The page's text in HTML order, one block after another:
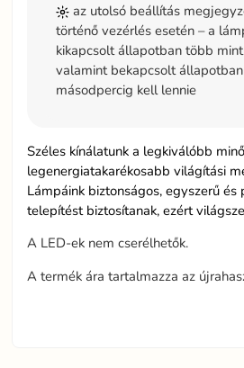
az utolsó beállítás
történő vezérlés esetén – a
kikapcsolt állapotban több
valamint bekapcsolt
másodpercig kell lennie
Széles kínálatunk a legkiválóbb
legenergiatakarékosabb világítási
Lámpáink biztonságos, egyszerű
telepítést biztosítanak, ezért
A LED-ek nem cserélhetők.
A termék ára tartalmazza az